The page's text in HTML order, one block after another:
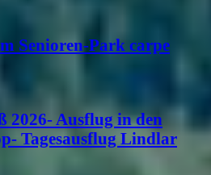
Senioren-Park carpe
2026- Ausflug in den
Tagesausflug Lindlar